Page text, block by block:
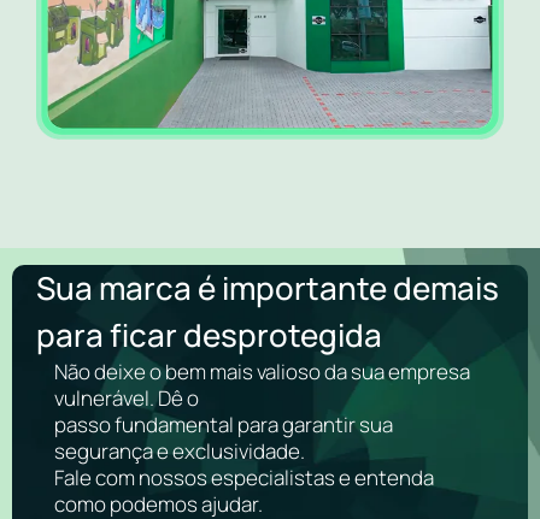
Sua marca é importante demais
para ficar desprotegida
Não deixe o bem mais valioso da sua empresa
vulnerável. Dê o
passo fundamental para garantir sua
segurança e exclusividade.
Fale com nossos especialistas e entenda
como podemos ajudar.